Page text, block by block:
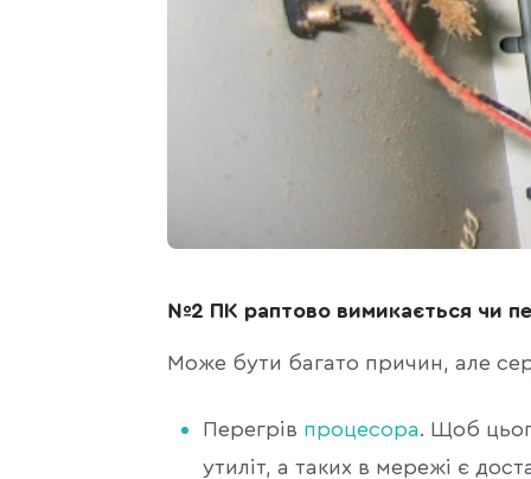
№2 ПК раптово вимикається чи
Може бути багато причин, але
Перегрів процесора . Щоб
утиліт, а таких в мережі є